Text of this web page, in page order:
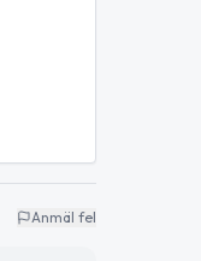
Anmäl fel